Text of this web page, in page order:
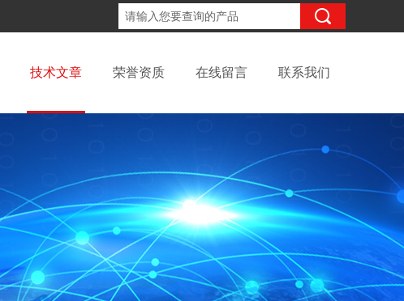
技术文章 荣誉资质 在线留言 联系我们